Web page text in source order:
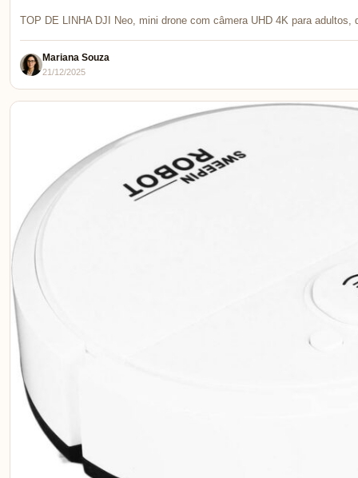
TOP DE LINHA DJI Neo, mini drone com câmera UHD 4K para
Mariana Souza
21/12/2025